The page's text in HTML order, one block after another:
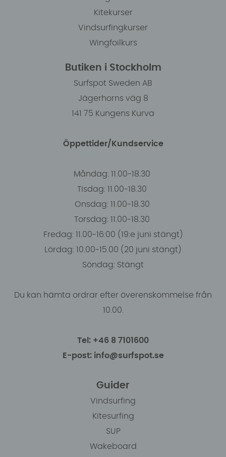
Kitekurser
Vindsurfingkurser
Wingfoilkurs
Butiken i Stockholm
Surfspot Sweden AB
Jägerhorns väg 8
141 75 Kungens Kurva
Öppettider/Kundservice
Måndag: 11.00-18.30
Tisdag: 11.00-18.30
Onsdag: 11.00-18.30
Torsdag: 11.00-18.30
Fredag: 11.00-16:00 (19:e juni stängt)
Lördag: 10.00-15.00 (20 juni stängt)
Söndag: Stängt
Du kan hämta ordrar efter överenskommelse från
10.00.
Tel: +46 8 7101600
E-post: info@surfspot.se
Guider
Vindsurfing
Kitesurfing
SUP
Wakeboard